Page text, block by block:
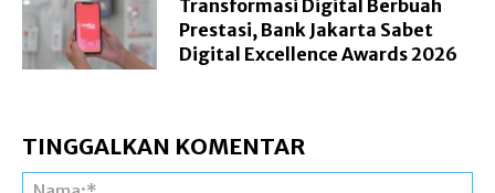
Transformasi Digital Berbuah
Prestasi, Bank Jakarta Sabet
Digital Excellence Awards 2026
TINGGALKAN KOMENTAR